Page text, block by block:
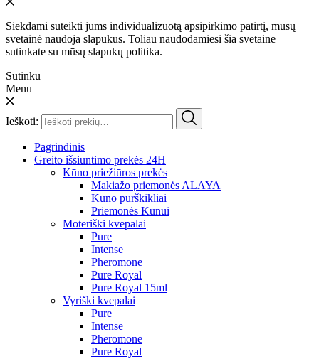
Siekdami suteikti jums individualizuotą apsipirkimo patirtį, mūsų
svetainė naudoja slapukus. Toliau naudodamiesi šia svetaine
sutinkate su mūsų slapukų politika.
Sutinku
Menu
Ieškoti:
Pagrindinis
Greito išsiuntimo prekės 24H
Kūno priežiūros prekės
Makiažo priemonės ALAYA
Kūno purškikliai
Priemonės Kūnui
Moteriški kvepalai
Pure
Intense
Pheromone
Pure Royal
Pure Royal 15ml
Vyriški kvepalai
Pure
Intense
Pheromone
Pure Royal